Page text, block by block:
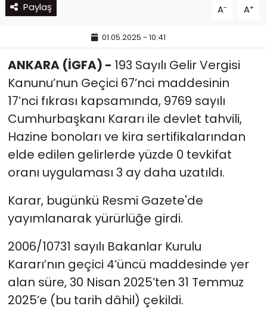
Paylaş A- A+
01.05.2025 - 10:41
ANKARA (İGFA) - 193 Sayılı Gelir Vergisi
Kanunu’nun Geçici 67’nci maddesinin
17’nci fıkrası kapsamında, 9769 sayılı
Cumhurbaşkanı Kararı ile devlet tahvili,
Hazine bonoları ve kira sertifikalarından
elde edilen gelirlerde yüzde 0 tevkifat
oranı uygulaması 3 ay daha uzatıldı.
Karar, bugünkü Resmi Gazete'de
yayımlanarak yürürlüğe girdi.
2006/10731 sayılı Bakanlar Kurulu
Kararı’nın geçici 4’üncü maddesinde yer
alan süre, 30 Nisan 2025’ten 31 Temmuz
2025’e (bu tarih dâhil) çekildi.